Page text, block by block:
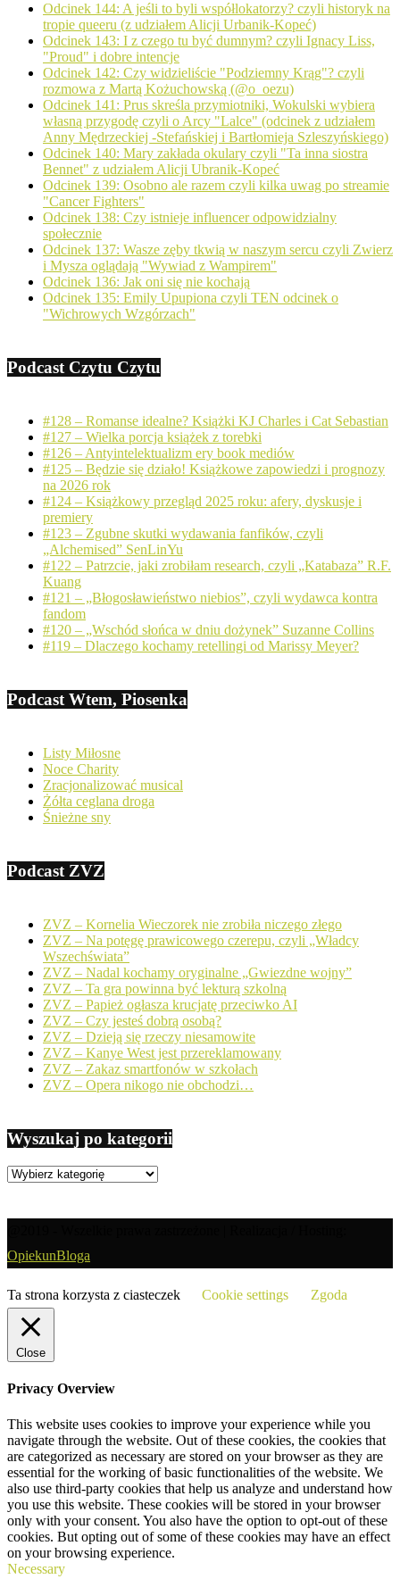
Odcinek 144: A jeśli to byli współlokatorzy? czyli historyk na
tropie queeru (z udziałem Alicji Urbanik-Kopeć)
Odcinek 143: I z czego tu być dumnym? czyli Ignacy Liss,
"Proud" i dobre intencje
Odcinek 142: Czy widzieliście "Podziemny Krąg"? czyli
rozmowa z Martą Kożuchowską (@o_oezu)
Odcinek 141: Prus skreśla przymiotniki, Wokulski wybiera
własną przygodę czyli o Arcy "Lalce" (odcinek z udziałem
Anny Mędrzeckiej -Stefańskiej i Bartłomieja Szleszyńskiego)
Odcinek 140: Mary zakłada okulary czyli "Ta inna siostra
Bennet" z udziałem Alicji Ubranik-Kopeć
Odcinek 139: Osobno ale razem czyli kilka uwag po streamie
"Cancer Fighters"
Odcinek 138: Czy istnieje influencer odpowidzialny
społecznie
Odcinek 137: Wasze zęby tkwią w naszym sercu czyli Zwierz
i Mysza oglądają "Wywiad z Wampirem"
Odcinek 136: Jak oni się nie kochają
Odcinek 135: Emily Upupiona czyli TEN odcinek o
"Wichrowych Wzgórzach"
Podcast Czytu Czytu
#128 – Romanse idealne? Książki KJ Charles i Cat Sebastian
#127 – Wielka porcja książek z torebki
#126 – Antyintelektualizm ery book mediów
#125 – Będzie się działo! Książkowe zapowiedzi i prognozy
na 2026 rok
#124 – Książkowy przegląd 2025 roku: afery, dyskusje i
premiery
#123 – Zgubne skutki wydawania fanfików, czyli
„Alchemised” SenLinYu
#122 – Patrzcie, jaki zrobiłam research, czyli „Katabaza” R.F.
Kuang
#121 – „Błogosławieństwo niebios”, czyli wydawca kontra
fandom
#120 – „Wschód słońca w dniu dożynek” Suzanne Collins
#119 – Dlaczego kochamy retellingi od Marissy Meyer?
Podcast Wtem, Piosenka
Listy Miłosne
Noce Charity
Zracjonalizować musical
Żółta ceglana droga
Śnieżne sny
Podcast ZVZ
ZVZ – Kornelia Wieczorek nie zrobiła niczego złego
ZVZ – Na potęgę prawicowego czerepu, czyli „Władcy
Wszechświata”
ZVZ – Nadal kochamy oryginalne „Gwiezdne wojny”
ZVZ – Ta gra powinna być lekturą szkolną
ZVZ – Papież ogłasza krucjatę przeciwko AI
ZVZ – Czy jesteś dobrą osobą?
ZVZ – Dzieją się rzeczy niesamowite
ZVZ – Kanye West jest przereklamowany
ZVZ – Zakaz smartfonów w szkołach
ZVZ – Opera nikogo nie obchodzi…
Wyszukaj po kategorii
Wyszukaj
OpiekunBloga
Ta strona korzysta z ciasteczek Cookie settings Zgoda
Close
Privacy Overview
This website uses cookies to improve your experience while you
navigate through the website. Out of these cookies, the cookies that
are categorized as necessary are stored on your browser as they are
essential for the working of basic functionalities of the website. We
also use third-party cookies that help us analyze and understand how
you use this website. These cookies will be stored in your browser
only with your consent. You also have the option to opt-out of these
cookies. But opting out of some of these cookies may have an effect
on your browsing experience.
Necessary